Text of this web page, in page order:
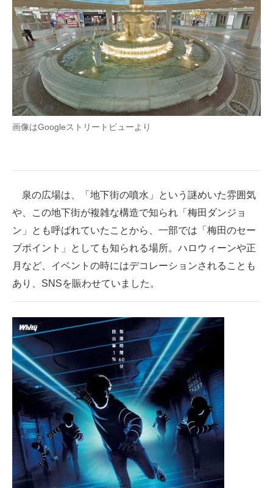
好きが集まる 比べて選べる
ビジネスと働き方のヒント
AI活用のいまが分かる
企業ITのトレンドを詳説
経営リーダーのコミュニティ
企業向けIT製品の総合サイト
IT製品の技術・比較・事例
製造業のIT導入・活用を支援
モノづくり技術者専門サイト
電子設計の基本と応用
エネルギーの専門メディア
建設×テクノロジーの最前線
ちょっと気になるネットの話題
画像はGoogleストリートビューより
泉の広場は、「地下街の噴水」という謎めいた雰囲気
や、この地下街が複雑な構造で知られ「梅田ダンジョ
ン」とも呼ばれていたことから、一部では「梅田のセー
ブポイント」としても知られる場所。ハロウィーンや正
月など、イベントの時にはデコレーションされることも
あり、SNSを賑わせていました。